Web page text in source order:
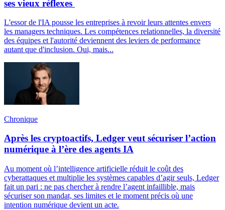
ses vieux réflexes
L'essor de l'IA pousse les entreprises à revoir leurs attentes envers
les managers techniques. Les compétences relationnelles, la diversité
des équipes et l'autorité deviennent des leviers de performance
autant que d'inclusion. Oui, mais...
Chronique
Après les cryptoactifs, Ledger veut sécuriser l’action
numérique à l’ère des agents IA
Au moment où l’intelligence artificielle réduit le coût des
cyberattaques et multiplie les systèmes capables d’agir seuls, Ledger
fait un pari : ne pas chercher à rendre l’agent infaillible, mais
sécuriser son mandat, ses limites et le moment précis où une
intention numérique devient un acte.